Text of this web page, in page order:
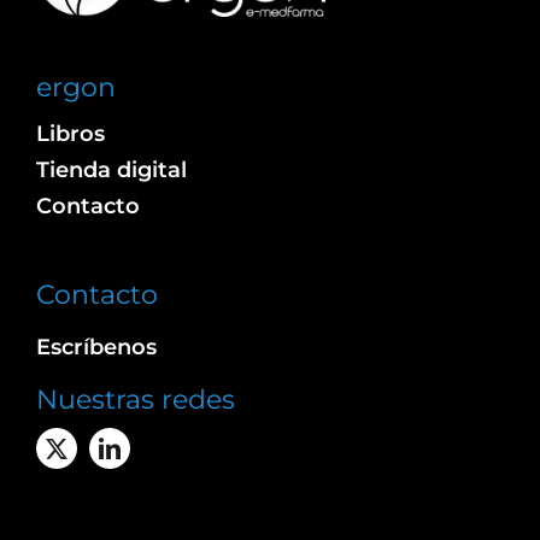
ergon
Libros
Tienda digital
Contacto
Contacto
Escríbenos
Nuestras redes